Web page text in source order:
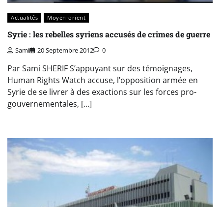
Actualités Moyen-orient
Syrie : les rebelles syriens accusés de crimes de guerre
Sami 20 Septembre 2012 0
Par Sami SHERIF S’appuyant sur des témoignages,
Human Rights Watch accuse, l’opposition armée en
Syrie de se livrer à des exactions sur les forces pro-
gouvernementales, […]